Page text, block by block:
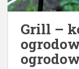
Grill –